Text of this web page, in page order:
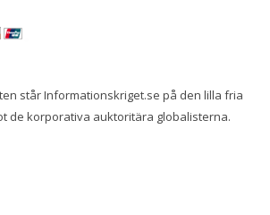
står Informationskriget.se på den lilla fria
de korporativa auktoritära globalisterna.